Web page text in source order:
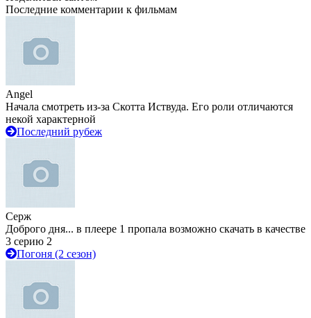
Последние комментарии к фильмам
Angel
Начала смотреть из-за Скотта Иствуда. Его роли отличаются
некой характерной
Последний рубеж
Серж
Доброго дня... в плеере 1 пропала возможно скачать в качестве
3 серию 2
Погоня (2 сезон)